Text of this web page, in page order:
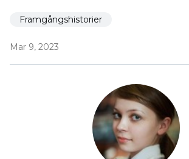
Framgångshistorier
Mar 9, 2023